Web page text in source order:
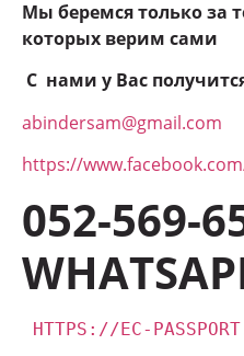
Мы беремся только за
которых верим сами
С нами у Вас
abindersam@gmail.com
https://
052-569-
HTTPS://EC-